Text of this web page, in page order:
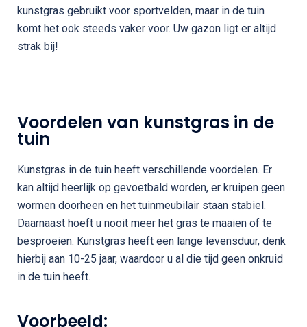
kunstgras gebruikt voor sportvelden, maar in de tuin
komt het ook steeds vaker voor. Uw gazon ligt er altijd
strak bij!
Voordelen van kunstgras in de
tuin
Kunstgras in de tuin heeft verschillende voordelen. Er
kan altijd heerlijk op gevoetbald worden, er kruipen geen
wormen doorheen en het tuinmeubilair staan stabiel.
Daarnaast hoeft u nooit meer het gras te maaien of te
besproeien. Kunstgras heeft een lange levensduur, denk
hierbij aan 10-25 jaar, waardoor u al die tijd geen onkruid
in de tuin heeft.
Voorbeeld: